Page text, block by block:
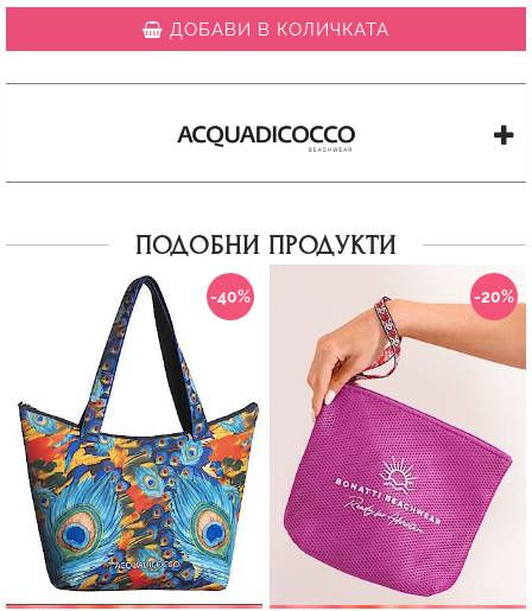
ДОБАВИ В КОЛИЧКАТА
ПОДОБНИ ПРОДУКТИ
-40% -20%